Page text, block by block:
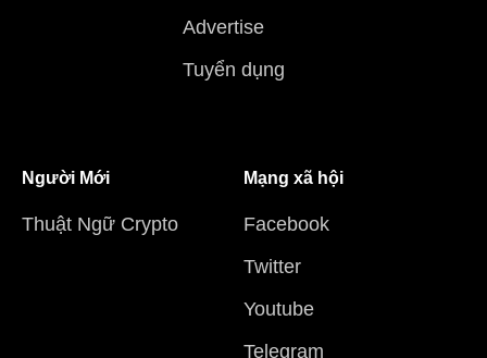
Advertise
Tuyển dụng
Người Mới
Thuật Ngữ Crypto
Mạng xã hội
Facebook
Twitter
Youtube
Telegram